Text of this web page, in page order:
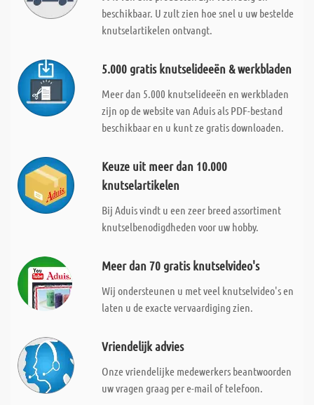
beschikbaar. U zult zien hoe snel u uw bestelde
knutselartikelen ontvangt.
5.000 gratis knutselideeën & werkbladen
Meer dan 5.000 knutselideeën en werkbladen
zijn op de website van Aduis als PDF-bestand
beschikbaar en u kunt ze gratis downloaden.
Keuze uit meer dan 10.000
knutselartikelen
Bij Aduis vindt u een zeer breed assortiment
knutselbenodigdheden voor uw hobby.
Meer dan 70 gratis knutselvideo's
Wij ondersteunen u met veel knutselvideo's en
laten u de exacte vervaardiging zien.
Vriendelijk advies
Onze vriendelijke medewerkers beantwoorden
uw vragen graag per e-mail of telefoon.